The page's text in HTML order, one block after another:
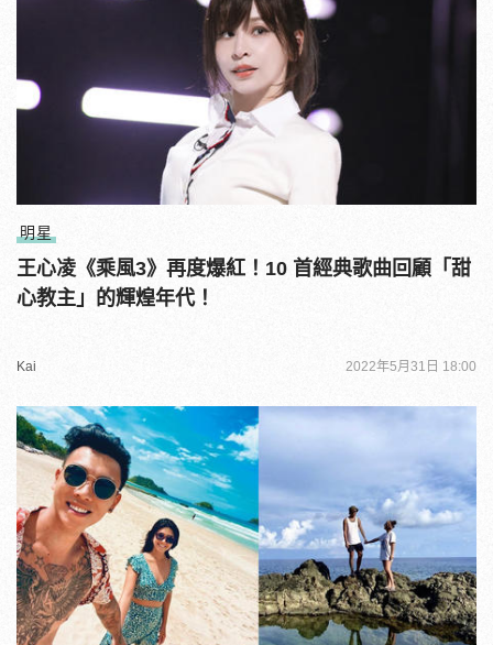
明星
王心凌《乘風3》再度爆紅！10 首經典歌曲回顧「甜
心教主」的輝煌年代！
Kai 2022年5月31日 18:00